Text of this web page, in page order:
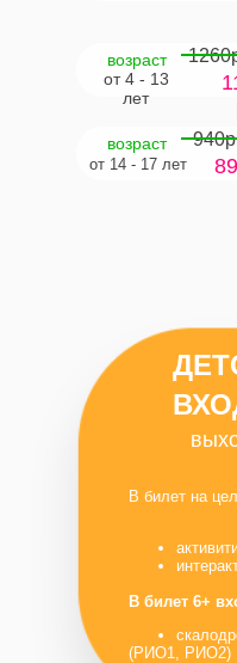
возраст
от 4 - 13
лет
возраст
от 14 - 17 лет
В билет на
В билет 6+
(РИО1, РИО2)